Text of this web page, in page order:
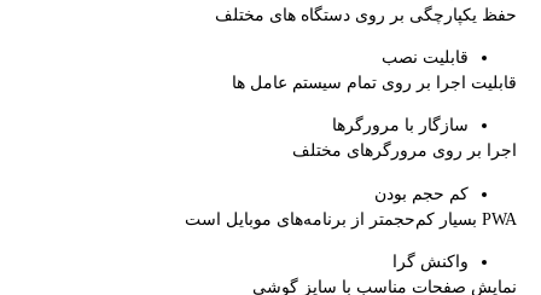
حفظ یکپارچگی بر روی دستگاه های مختلف
قابلیت نصب
قابلیت اجرا بر روی تمام سیستم عامل ها
سازگار با مرورگرها
اجرا بر روی مرورگر‌های مختلف
کم‌ حجم بودن
PWA بسیار کم‌حجمتر از برنامه‌های موبایل است
واکنش گرا
نمایش صفحات مناسب با سایز گوشی